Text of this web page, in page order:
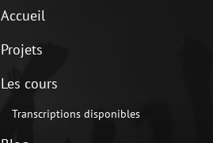
Accueil
Projets
Les cours
Transcriptions disponibles